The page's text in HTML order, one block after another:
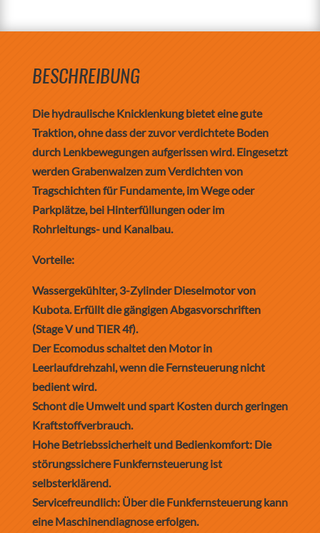
BESCHREIBUNG
Die hydraulische Knicklenkung bietet eine gute
Traktion, ohne dass der zuvor verdichtete Boden
durch Lenkbewegungen aufgerissen wird. Eingesetzt
werden Grabenwalzen zum Verdichten von
Tragschichten für Fundamente, im Wege oder
Parkplätze, bei Hinterfüllungen oder im
Rohrleitungs- und Kanalbau.
Vorteile:
Wassergekühlter, 3-Zylinder Dieselmotor von
Kubota. Erfüllt die gängigen Abgasvorschriften
(Stage V und TIER 4f).
Der Ecomodus schaltet den Motor in
Leerlaufdrehzahl, wenn die Fernsteuerung nicht
bedient wird.
Schont die Umwelt und spart Kosten durch geringen
Kraftstoffverbrauch.
Hohe Betriebssicherheit und Bedienkomfort: Die
störungssichere Funkfernsteuerung ist
selbsterklärend.
Servicefreundlich: Über die Funkfernsteuerung kann
eine Maschinendiagnose erfolgen.